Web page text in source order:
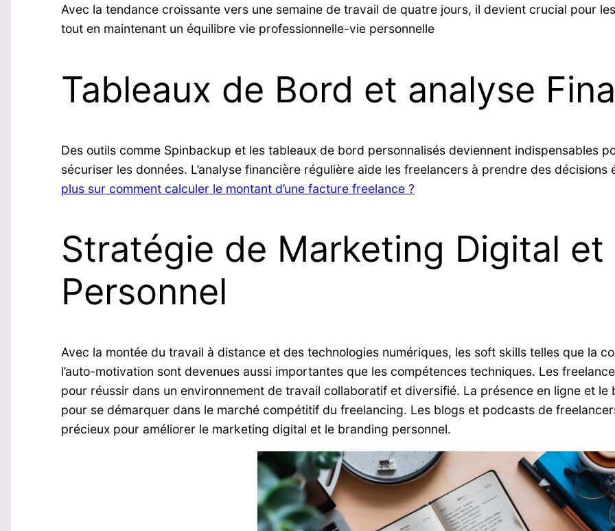
Avec la tendance croissante vers une semaine de travail de quatre jours, il devient crucial pour
tout en maintenant un équilibre vie professionnelle-vie personnelle​
Tableaux de Bord et analyse
Des outils comme Spinbackup et les tableaux de bord personnalisés deviennent indispensables
sécuriser les données. L’analyse financière régulière aide les freelancers à prendre des
plus sur comment calculer le montant d’une facture freelance ?
Stratégie de Marketing Digital
Personnel
Avec la montée du travail à distance et des technologies numériques, les soft skills telles que la
l’auto-motivation sont devenues aussi importantes que les compétences techniques. Les
pour réussir dans un environnement de travail collaboratif et diversifié. La présence en ligne et
pour se démarquer dans le marché compétitif du freelancing. Les blogs et podcasts de
précieux pour améliorer le marketing digital et le branding personnel.